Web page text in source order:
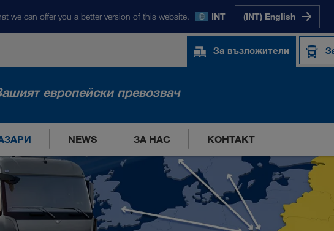
we can offer you a better version of this website. INT (INT) English
За възложители
европейски превозвач
NEWS ЗА НАС КОНТАКТ